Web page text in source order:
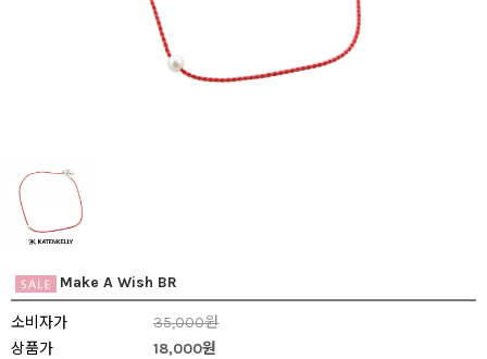
Make A Wish BR
소비자가
35,000원
상품가
18,000원